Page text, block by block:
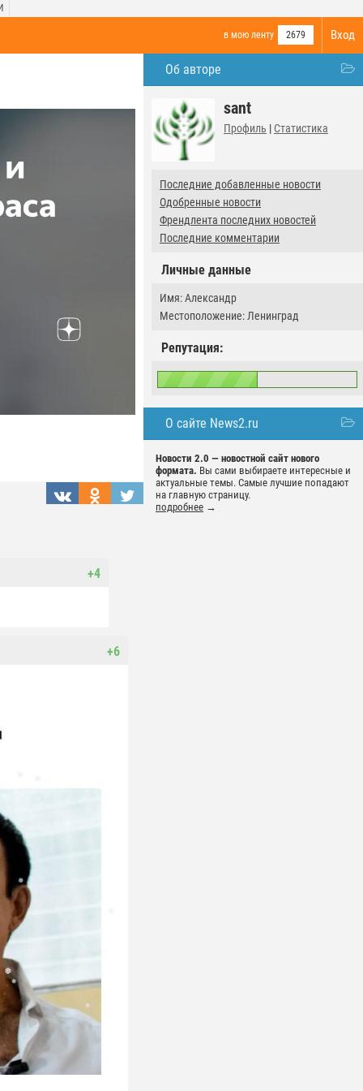
Вход
в мою ленту 2679
Об авторе
sant
Профиль | Статистика
Последние добавленные новости
Одобренные новости
Френдлента последних новостей
Последние комментарии
Личные данные
Имя: Александр
Местоположение: Ленинград
Репутация:
О сайте News2.ru
Новости 2.0 — новостной сайт нового
формата. Вы сами выбираете интересные и
актуальные темы. Самые лучшие попадают
на главную страницу.
подробнее →
+4
+6